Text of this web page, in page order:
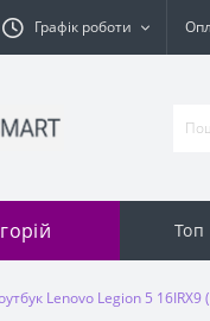
Графік роботи
Топ
Lenovo Legion 5 16IRX9